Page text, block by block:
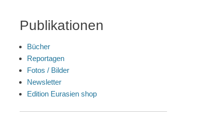
Publikationen
Bücher
Reportagen
Fotos / Bilder
Newsletter
Edition Eurasien shop